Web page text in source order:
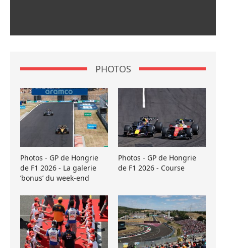
PHOTOS
Photos - GP de Hongrie
de F1 2026 - La galerie
’bonus’ du week-end
Photos - GP de Hongrie
de F1 2026 - Course